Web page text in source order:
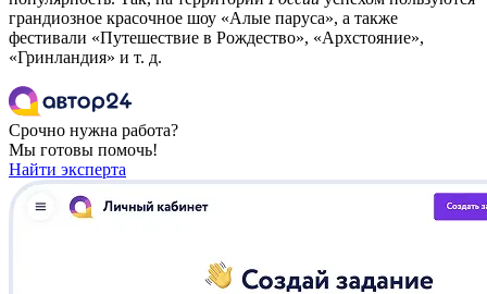
грандиозное красочное шоу «Алые паруса», а также
фестивали «Путешествие в Рождество», «Архстояние»,
«Гринландия» и т. д.
Срочно нужна работа?
Мы готовы помочь!
Найти эксперта